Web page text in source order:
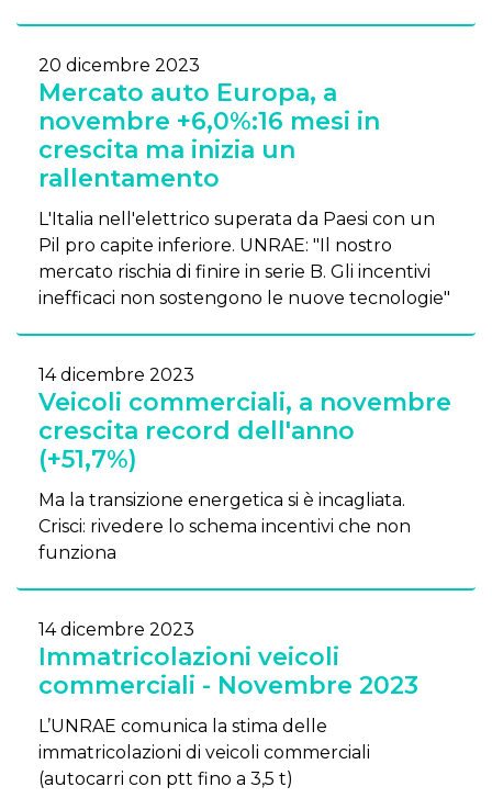
20 dicembre 2023
Mercato auto Europa, a
novembre +6,0%:16 mesi in
crescita ma inizia un
rallentamento
L'Italia nell'elettrico superata da Paesi con un
Pil pro capite inferiore. UNRAE: "Il nostro
mercato rischia di finire in serie B. Gli incentivi
inefficaci non sostengono le nuove tecnologie"
14 dicembre 2023
Veicoli commerciali, a novembre
crescita record dell'anno
(+51,7%)
Ma la transizione energetica si è incagliata.
Crisci: rivedere lo schema incentivi che non
funziona
14 dicembre 2023
Immatricolazioni veicoli
commerciali - Novembre 2023
L’UNRAE comunica la stima delle
immatricolazioni di veicoli commerciali
(autocarri con ptt fino a 3,5 t)